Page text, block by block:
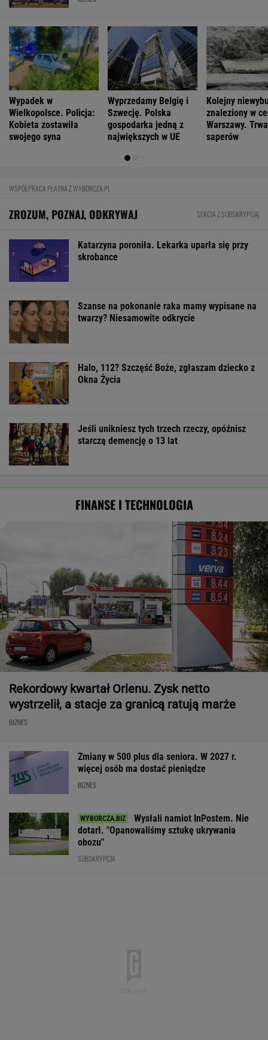
Wypadek w
Wielkopolsce. Policja:
Kobieta zostawiła
swojego syna
Wyprzedamy Belgię i
Szwecję. Polska
gospodarka jedną z
największych w UE
Kolejny
znaleziony w
Warszawy.
saperów
WSPÓŁPRACA PŁATNA Z WYBORCZA.PL
ZROZUM, POZNAJ, ODKRYWAJ SEKCJA Z SUBSKRYPCJĄ
Katarzyna poroniła. Lekarka uparła się przy
skrobance
Szanse na pokonanie raka mamy wypisane na
twarzy? Niesamowite odkrycie
Halo, 112? Szczęść Boże, zgłaszam dziecko z
Okna Życia
Jeśli unikniesz tych trzech rzeczy, opóźnisz
starczą demencję o 13 lat
FINANSE I TECHNOLOGIA
Rekordowy kwartał Orlenu. Zysk netto
wystrzelił, a stacje za granicą ratują marże
BIZNES
Zmiany w 500 plus dla seniora. W 2027 r.
więcej osób ma dostać pieniądze
BIZNES
Wysłali namiot InPostem. Nie
dotarł. "Opanowaliśmy sztukę ukrywania
obozu"
SUBSKRYPCJA